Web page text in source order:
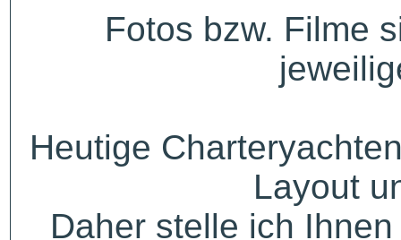
Fotos bzw. Filme
Heutige
Layout
Daher stelle ich